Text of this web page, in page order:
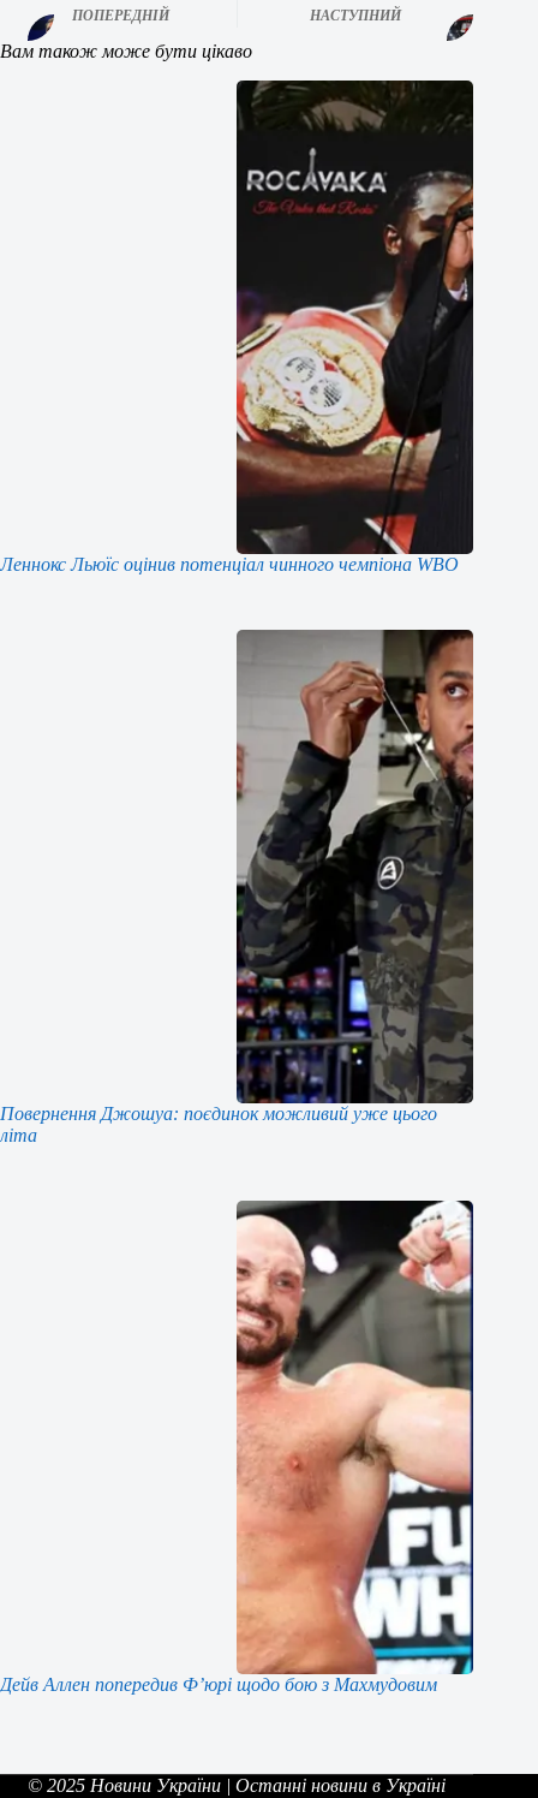
ПОПЕРЕДНІЙ НАСТУПНИЙ
Вам також може бути цікаво
Леннокс Льюїс оцінив потенціал чинного чемпіона WBO
Повернення Джошуа: поєдинок можливий уже цього
літа
Дейв Аллен попередив Ф’юрі щодо бою з Махмудовим
© 2025 Новини України | Останні новини в Україні